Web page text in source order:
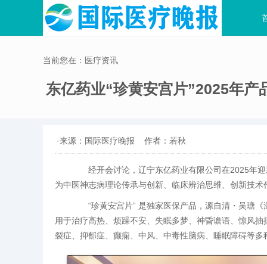
当前您在：医疗资讯
东亿药业“珍黄安宫片”2025年产
·来源：国际医疗晚报 作者：若秋
经开会讨论，辽宁东亿药业有限公司在2025年迎
为中医神志病理论传承与创新、临床辨治思维、创新技
“珍黄安宫片” 是独家医保产品，源自清・吴瑭《
用于治疗高热、烦躁不安、失眠多梦、神昏谵语、惊风
裂症、抑郁症、癫痫、中风、中毒性脑病、睡眠障碍等